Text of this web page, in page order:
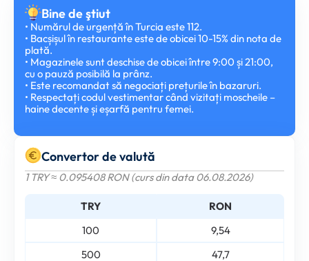
Bine de ştiut
• Numărul de urgență în Turcia este 112.
• Bacșișul în restaurante este de obicei 10-15% din nota de
plată.
• Magazinele sunt deschise de obicei între 9:00 și 21:00,
cu o pauză posibilă la prânz.
• Este recomandat să negociați prețurile în bazaruri.
• Respectați codul vestimentar când vizitați moscheile –
haine decente și eșarfă pentru femei.
Convertor de valută
1 TRY ≈ 0.095408 RON (curs din data 06.08.2026)
TRY
RON
100
9,54
500
47,7